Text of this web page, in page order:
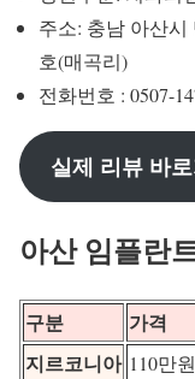
주소: 충남 아산시
호(매곡리)
전화번호 : 0507-
실제 리뷰 바
아산 임플란
구분 가격
지르코니아 110만원